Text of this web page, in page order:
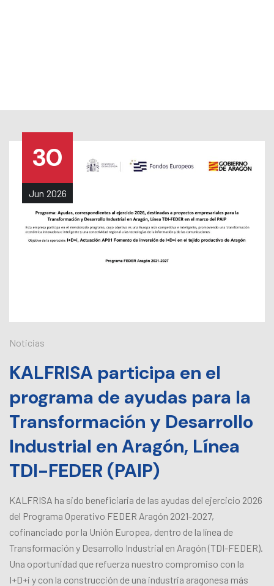
30
Jun 2026
Noticias
KALFRISA participa en el
programa de ayudas para la
Transformación y Desarrollo
Industrial en Aragón, Línea
TDI-FEDER (PAIP)
KALFRISA ha sido beneficiaria de las ayudas del ejercicio 2026
del Programa Operativo FEDER Aragón 2021-2027,
cofinanciado por la Unión Europea, dentro de la línea de
Transformación y Desarrollo Industrial en Aragón (TDI-FEDER).
Una oportunidad que refuerza nuestro compromiso con la
I+D+i y con la construcción de una industria aragonesa más